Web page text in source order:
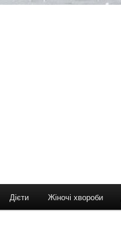
Дієти Жіночі хвороби